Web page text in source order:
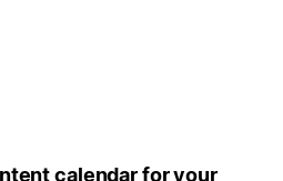
calendar for your